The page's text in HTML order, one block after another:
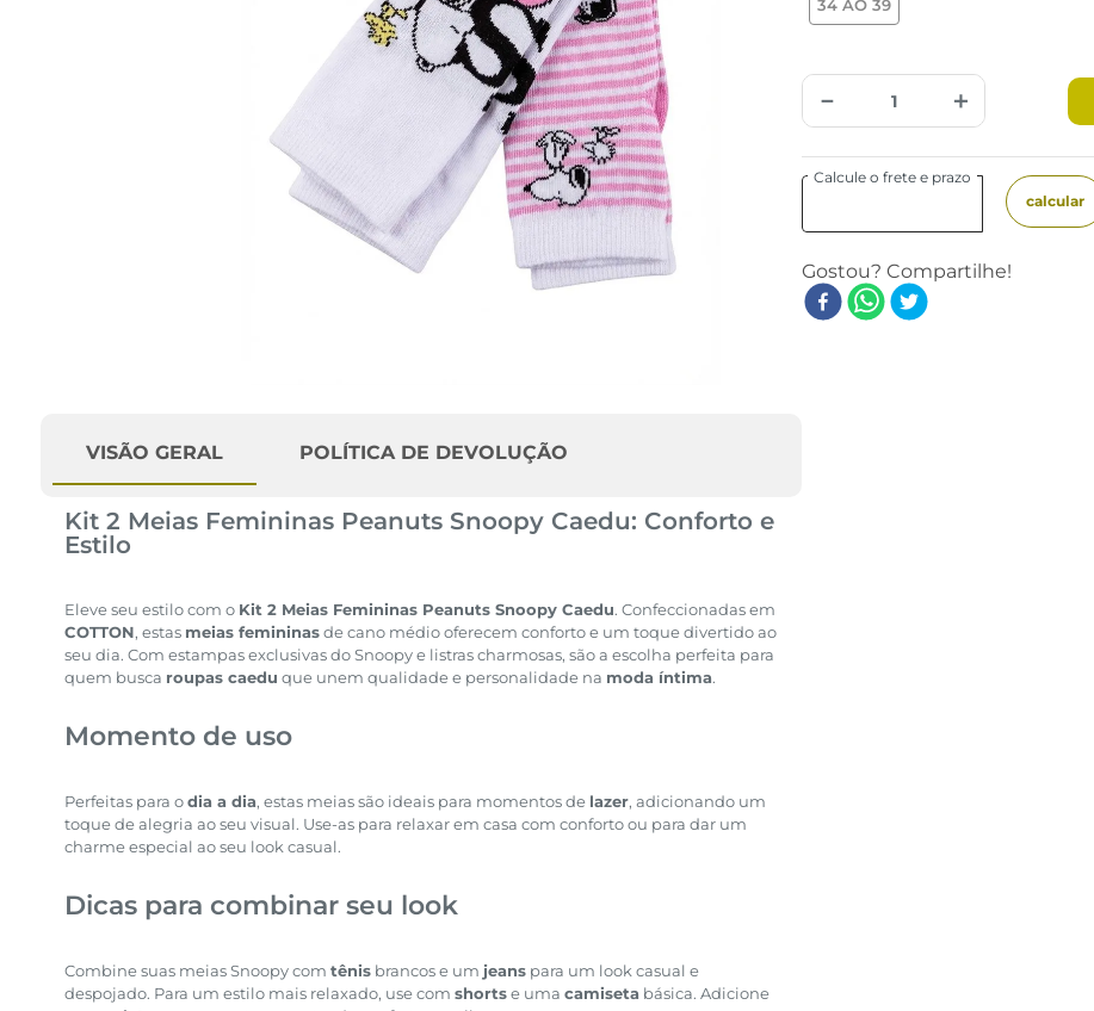
34 AO 39
＋
－
VISÃO GERAL POLÍTICA DE DEVOLUÇÃO
Kit 2 Meias Femininas Peanuts Snoopy Caedu: Conforto e
Estilo
Eleve seu estilo com o Kit 2 Meias Femininas Peanuts Snoopy Caedu. Confeccionadas em
COTTON, estas meias femininasde cano médio oferecem conforto e um toque divertido ao
seu dia. Com estampas exclusivas do Snoopy e listras charmosas, são a escolha perfeita para
quem busca roupas caedu que unem qualidade e personalidade na moda íntima.
Momento de uso
Perfeitas para odia a dia, estas meias são ideais para momentos de lazer, adicionando um
toque de alegria ao seu visual. Use-as para relaxar em casa com conforto ou para dar um
charme especial ao seu look casual.
Dicas para combinar seu look
Combine suas meias Snoopy com tênis brancos e um jeans para um look casual e
despojado. Para um estilo mais relaxado, use com shortse uma camiseta básica. Adicione